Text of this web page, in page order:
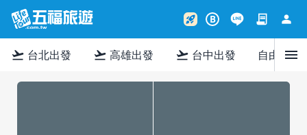
rocket_launch B contract person
flight_takeoff 台北出發 flight_takeoff 高雄出發 flight_takeoff 台中出發 自由行menu